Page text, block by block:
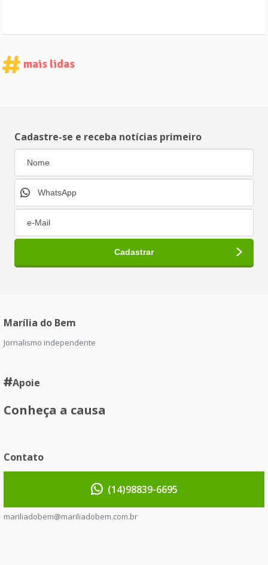
mais lidas
Cadastre-se e receba notícias primeiro
Marília do Bem
Jornalismo independente
Apoie
Conheça a causa
Contato
(14)98839-6695
mariliadobem@mariliadobem.com.br